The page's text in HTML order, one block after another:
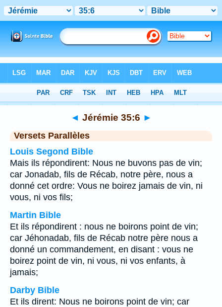
Chapitre 35 > Verset 6
◄ Jérémie 35:6 ►
Versets Parallèles
Louis Segond Bible
Mais ils répondirent: Nous ne buvons pas de vin;
car Jonadab, fils de Récab, notre père, nous a
donné cet ordre: Vous ne boirez jamais de vin, ni
vous, ni vos fils;
Martin Bible
Et ils répondirent : nous ne boirons point de vin;
car Jéhonadab, fils de Récab notre père nous a
donné un commandement, en disant : vous ne
boirez point de vin, ni vous, ni vos enfants, à
jamais;
Darby Bible
Et ils dirent: Nous ne boirons point de vin; car